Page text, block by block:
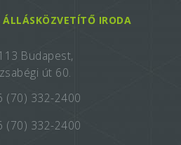
IRODA
Budapest,
út 60.
(70) 332-2400
(70) 332-2400